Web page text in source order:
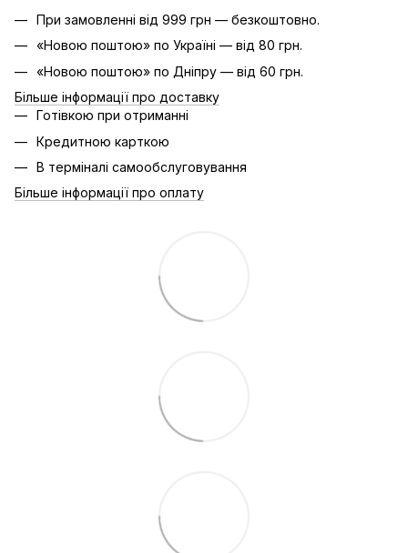
При замовленні від 999 грн — безкоштовно.
«Новою поштою» по Україні — від 80 грн.
«Новою поштою» по Дніпру — від 60 грн.
Більше інформації про доставку
Готівкою при отриманні
Кредитною карткою
В терміналі самообслуговування
Більше інформації про оплату